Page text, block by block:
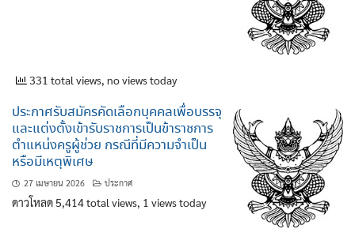
331 total views, no views today
ประกาศรับสมัครคัดเลือกบุคคลเพื่อบรรจุ
และแต่งตั้งเข้ารับราชการเป็นข้าราชการ
ตำแหน่งครูผู้ช่วย กรณีที่มีความจำเป็น
หรือมีเหตุพิเศษ
27 เมษายน 2026 ประกาศ
ดาวโหลด 5,414 total views, 1 views today